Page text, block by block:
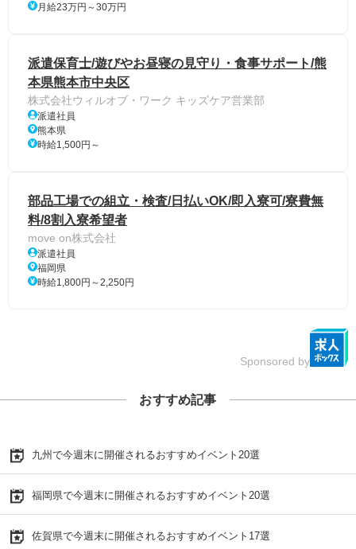
月給23万円～30万円
派遣保育士/遊びやお昼寝の見守り・食事サポート/熊
本県熊本市中央区
株式会社ウィルオブ・ワーク キッズケア営業部
派遣社員
熊本県
時給1,500円～
部品工場での組立・検査/日払いOK/即入寮可/寮費無
料/8割入寮希望者
move on株式会社
派遣社員
福岡県
時給1,800円～2,250円
Sponsored by
おすすめ記事
九州で今週末に開催されるおすすめイベント20選
福岡県で今週末に開催されるおすすめイベント20選
佐賀県で今週末に開催されるおすすめイベント17選